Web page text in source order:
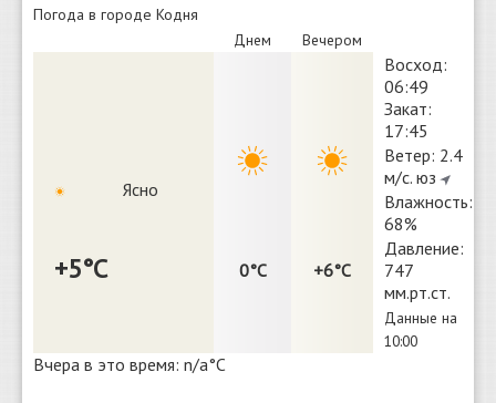
Новости
Справочник
Найти
Погода в городе Кодня
Днем
Вечером
Восход:
06:49
Закат:
17:45
Ясно
Ветер: 2.4
м/с. юз
Влажность:
68%
+5°С 0°С +6°С
Давление:
747
мм.рт.ст.
Данные на
10:00
Вчера в это время: n/a°С